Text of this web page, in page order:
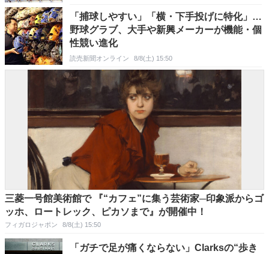
「捕球しやすい」「横・下手投げに特化」…
野球グラブ、大手や新興メーカーが機能・個
性競い進化
読売新聞オンライン 8/8(土) 15:50
三菱一号館美術館で 『“カフェ”に集う芸術家─印象派からゴ
ッホ、ロートレック、ピカソまで』が開催中！
フィガロジャポン 8/8(土) 15:50
「ガチで足が痛くならない」Clarksの“歩き